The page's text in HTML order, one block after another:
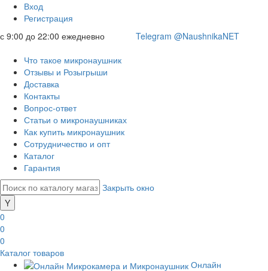
Вход
Регистрация
с 9:00 до 22:00 ежедневно
Telegram @NaushnikaNET
Что такое микронаушник
Отзывы и Розыгрыши
Доставка
Контакты
Вопрос-ответ
Статьи о микронаушниках
Как купить микронаушник
Сотрудничество и опт
Каталог
Гарантия
Закрыть окно
0
0
0
Каталог товаров
Онлайн